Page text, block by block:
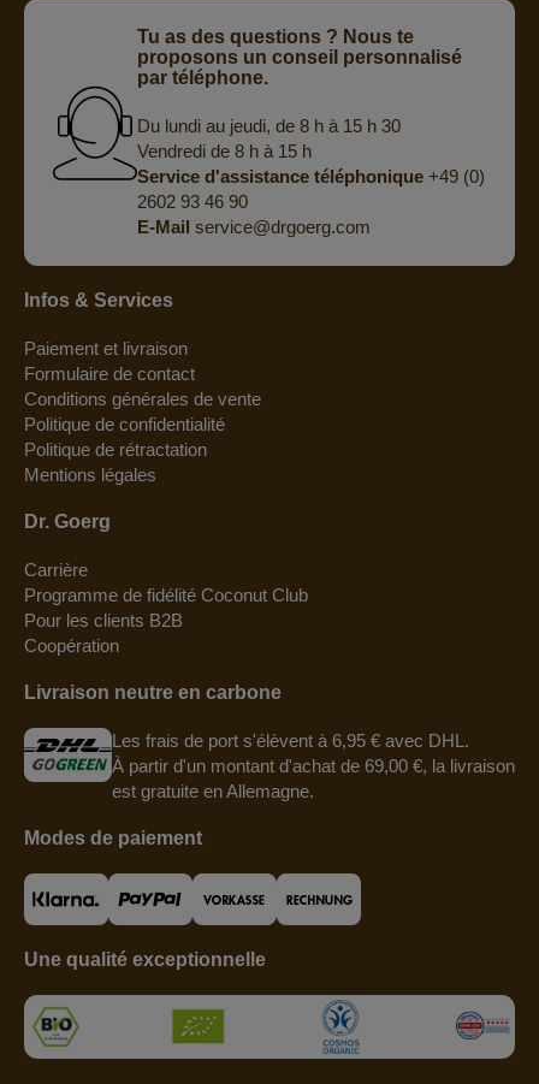
Tu as des questions ? Nous te
proposons un conseil personnalisé
par téléphone.
Du lundi au jeudi, de 8 h à 15 h 30
Vendredi de 8 h à 15 h
Service d'assistance téléphonique+49 (0)
2602 93 46 90
E-Mail service@drgoerg.com
Infos & Services
Paiement et livraison
Formulaire de contact
Conditions générales de vente
Politique de confidentialité
Politique de rétractation
Mentions légales
Dr. Goerg
Carrière
Programme de fidélité Coconut Club
Pour les clients B2B
Coopération
Livraison neutre en carbone
Les frais de port s'élèvent à 6,95 € avec DHL.
À partir d'un montant d'achat de 69,00 €, la livraison
est gratuite en Allemagne.
Modes de paiement
Une qualité exceptionnelle